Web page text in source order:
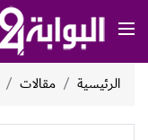
الرئيسية مقالات